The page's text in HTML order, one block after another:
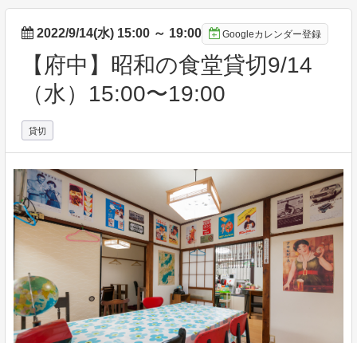
2022/9/14(水) 15:00 ～ 19:00 Googleカレンダー登録
【府中】昭和の食堂貸切9/14
（水）15:00〜19:00
貸切